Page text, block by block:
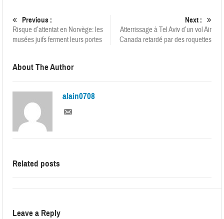
Previous :
Risque d’attentat en Norvège: les
musées juifs ferment leurs portes
Next :
Atterrissage à Tel Aviv d’un vol Air
Canada retardé par des roquettes
About The Author
alain0708
Related posts
Leave a Reply